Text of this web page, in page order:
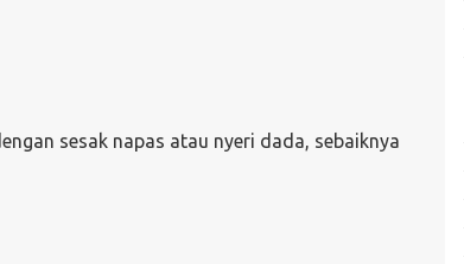
sesak napas atau nyeri dada, sebaiknya